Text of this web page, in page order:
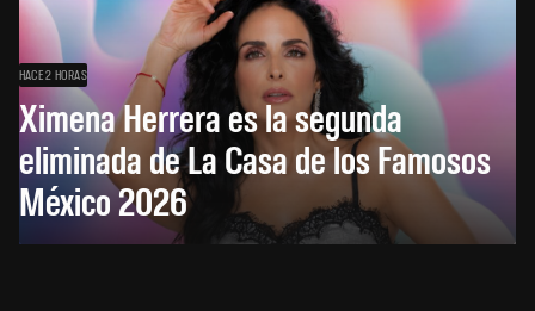
HACE 2 HORAS
Ximena Herrera es la segunda
eliminada de La Casa de los Famosos
México 2026